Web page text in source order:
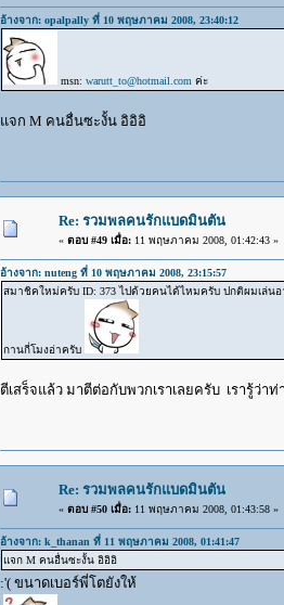
อ้างจาก: opalpally ที่ 10 พฤษภาคม 2008, 23:40:12
msn: warutt_to@hotmail.com ค่ะ
แจก M คนอื่นซะงั้น อิอิอิ
Re: รวมพลคนรักแบดมินตัน
« ตอบ #49 เมื่อ:11 พฤษภาคม 2008, 01:42:43 »
อ้างจาก: nuteng ที่ 10 พฤษภาคม 2008, 23:15:57
สมาชิคใหม่ครับ ID: 373 ไปด้วยคนได้ไหมครับ ปกติผมเล่น
กานกี่โมงอ่าครับ
ตีเสร็จแล้ว มาตีต่อกับพวกเราเลยครับ เรารู้ว่า
Re: รวมพลคนรักแบดมินตัน
« ตอบ #50 เมื่อ:11 พฤษภาคม 2008, 01:43:58 »
อ้างจาก: k_thanan ที่ 11 พฤษภาคม 2008, 01:41:47
แจก M คนอื่นซะงั้น อิอิอิ
:'( ขนาดเบอร์พี่โตยังให้